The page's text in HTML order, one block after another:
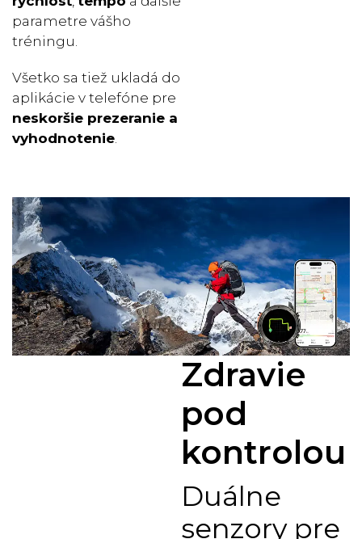
parametre vášho
tréningu.
Všetko sa tiež ukladá do
aplikácie v telefóne pre
neskoršie prezeranie a
vyhodnotenie
Zdravie
pod
kontrolou
Duálne
senzory pre